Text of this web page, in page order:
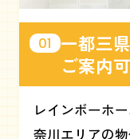
01 一都三
ご案内
レインボーホ
奈川エリアの